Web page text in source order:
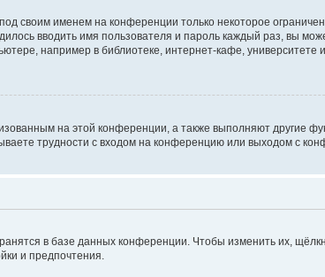
своим именем на конференции только некоторое
вводить имя пользователя и пароль каждый раз, вы
например в библиотеке, интернет-кафе, университете и
на этой конференции, а также выполняют другие
трудности с входом на конференцию или выходом с
в базе данных конференции. Чтобы изменить их,
и предпочтения.